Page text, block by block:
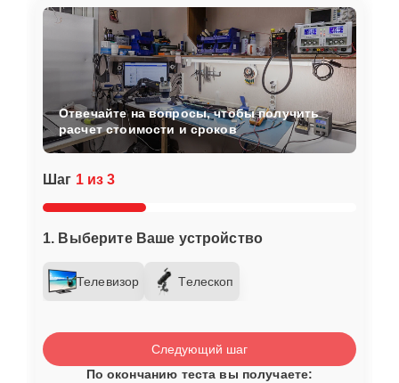
Шаг 1 из 3
1. Выберите Ваше устройство
Телевизор Телескоп
Отвечайте на вопросы, чтобы получить
расчет стоимости и сроков
Следующий шаг
По окончанию теста вы получаете: